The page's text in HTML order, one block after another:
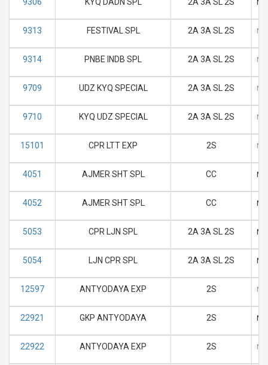
M
9313 FESTIVAL SPL 2A 3A SL 2S M
9314 PNBE INDB SPL 2A 3A SL 2S M
9709 UDZ KYQ SPECIAL 2A 3A SL 2S M
9710 KYQ UDZ SPECIAL 2A 3A SL 2S M
15101 CPR LTT EXP 2S M
4051 AJMER SHT SPL CC M
4052 AJMER SHT SPL CC M
5053 CPR LJN SPL 2A 3A SL 2S M
5054 LJN CPR SPL 2A 3A SL 2S M
12597 ANTYODAYA EXP 2S M
22921 GKP ANTYODAYA 2S M
22922 ANTYODAYA EXP 2S M